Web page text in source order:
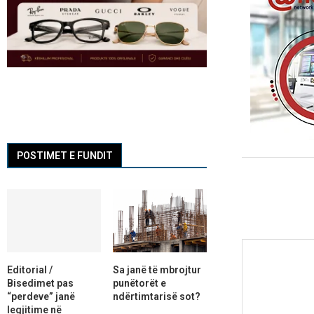
POSTIMET E FUNDIT
Editorial /
Bisedimet pas
“perdeve” janë
legjitime në
Sa janë të mbrojtur
punëtorët e
ndërtimtarisë sot?